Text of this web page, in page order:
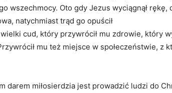
wszechmocy. Oto gdy Jezus wyciągnął rękę,
natychmiast trąd go opuścił
cud, który przywrócił mu zdrowie, który
mu też miejsce w społeczeństwie, z
darem miłosierdzia jest prowadzić ludzi do